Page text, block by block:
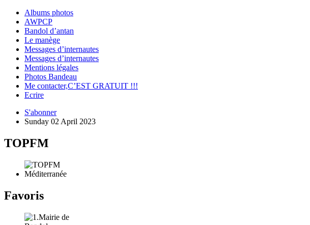
Albums photos
AWPCP
Bandol d’antan
Le manège
Messages d’internautes
Messages d’internautes
Mentions légales
Photos Bandeau
Me contacter,C’EST GRATUIT !!!
Ecrire
S'abonner
Sunday 02 April 2023
TOPFM
Favoris